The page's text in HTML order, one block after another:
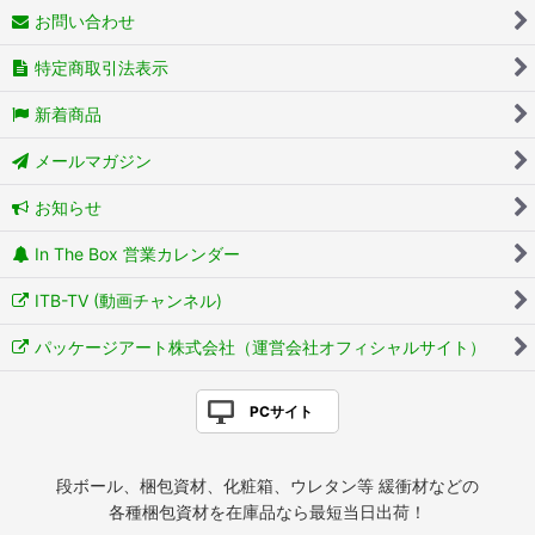
お問い合わせ
特定商取引法表示
新着商品
メールマガジン
お知らせ
In The Box 営業カレンダー
ITB-TV (動画チャンネル)
パッケージアート株式会社（運営会社オフィシャルサイト）
PCサイト
段ボール、梱包資材、化粧箱、ウレタン等 緩衝材などの
各種梱包資材を在庫品なら最短当日出荷！